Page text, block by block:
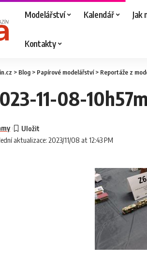
Modelářství Kalendář Jak
Kontakty
> Blog > Papírové modelářství> Reportáže z
11-08-
aktualizace: 2023/11/08 at 12:43 PM